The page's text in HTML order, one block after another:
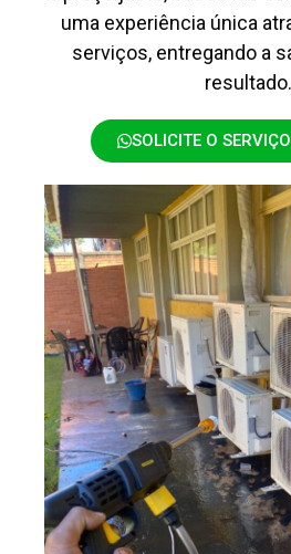
uma experiência única
serviços, entregando a
resultado.
SOLICITE O